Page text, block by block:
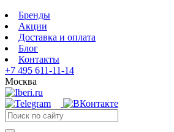
Бренды
Акции
Доставка и оплата
Блог
Контакты
+7 495 611-11-14
Москва